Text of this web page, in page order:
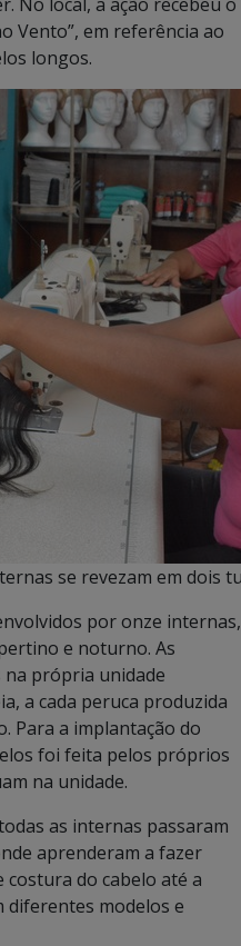
Vento”, em referência ao
longos.
se revezam em dois
por onze internas,
e noturno. As
na própria unidade
a cada peruca produzida
Para a implantação do
foi feita pelos próprios
na unidade.
as internas passaram
aprenderam a fazer
costura do cabelo até a
diferentes modelos e